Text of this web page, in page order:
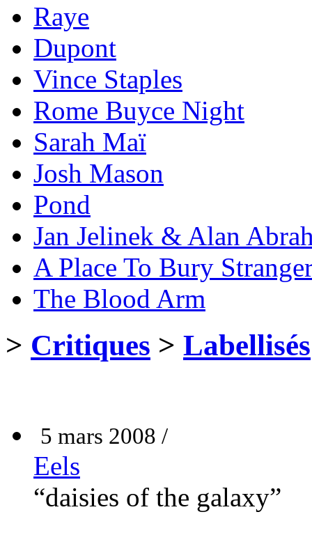
Raye
Dupont
Vince Staples
Rome Buyce Night
Sarah Maï
Josh Mason
Pond
Jan Jelinek & Alan
A Place To Bury
The Blood Arm
> Critiques > Labellisés
5 mars 2008 /
Eels
“daisies of the galaxy”